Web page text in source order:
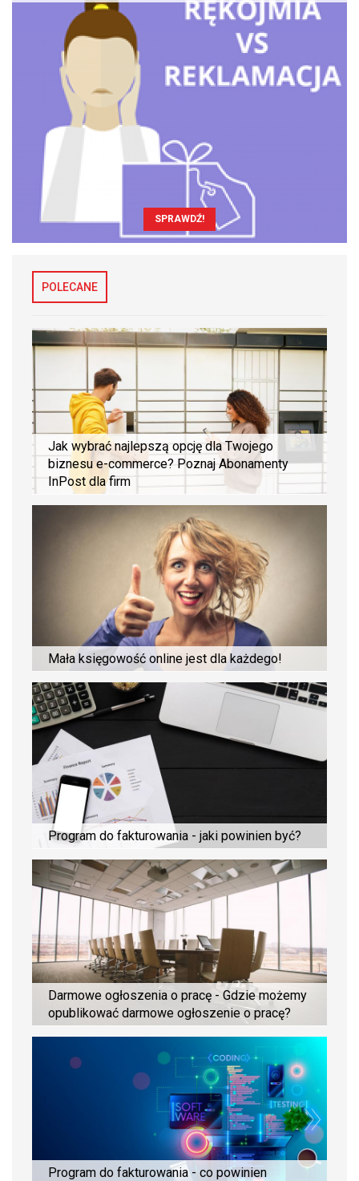
SPRAWDŹ!
POLECANE
Jak wybrać najlepszą opcję dla Twojego
biznesu e-commerce? Poznaj Abonamenty
InPost dla firm
Mała księgowość online jest dla każdego!
Program do fakturowania - jaki powinien być?
Darmowe ogłoszenia o pracę - Gdzie możemy
opublikować darmowe ogłoszenie o pracę?
Program do fakturowania - co powinien